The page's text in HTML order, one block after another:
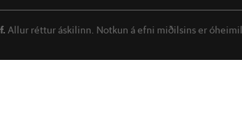
Allur réttur áskilinn. Notkun á efni miðilsins er óheimil